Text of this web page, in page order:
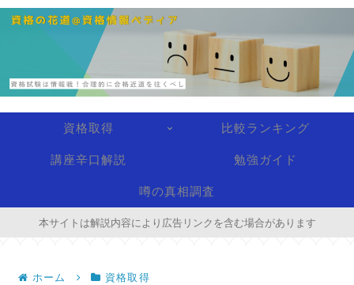
資格取得 比較ランキング
講座辛口解説 勉強ガイド
噂の真相調査
本サイトは解説内容により広告リンクを含む場合があります
ホーム 資格取得